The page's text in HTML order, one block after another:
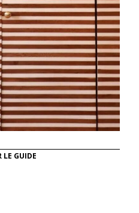
LE GUIDE